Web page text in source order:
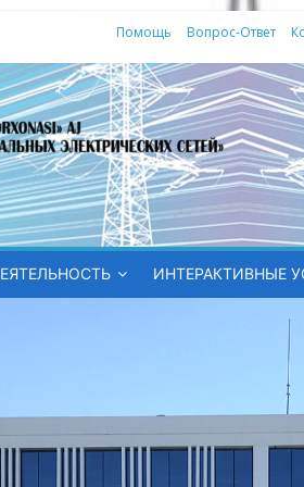
Помощь Вопрос-Ответ
ИНТЕРАКТИВНЫЕ